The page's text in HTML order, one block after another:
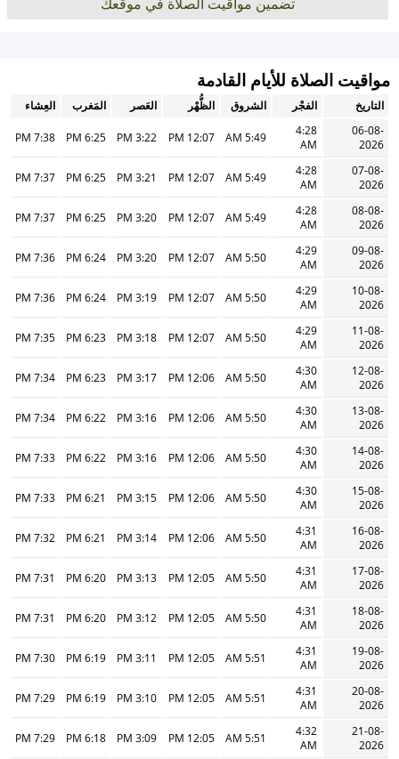
مواقيت الصلاة للأيام القادمة
التاريخ الفجْر الشروق الظُّهْر العَصر المَغرب
العِشاء
06-08-
2026
4:28
AM
5:49 AM
12:07 PM
3:22 PM
6:25 PM
7:38 PM
07-08-
2026
4:28
AM
5:49 AM
12:07 PM
3:21 PM
6:25 PM
7:37 PM
08-08-
2026
4:28
AM
5:49 AM
12:07 PM
3:20 PM
6:25 PM
7:37 PM
09-08-
2026
4:29
AM
5:50 AM
12:07 PM
3:20 PM
6:24 PM
7:36 PM
10-08-
2026
4:29
AM
5:50 AM
12:07 PM
3:19 PM
6:24 PM
7:36 PM
11-08-
2026
4:29
AM
5:50 AM
12:07 PM
3:18 PM
6:23 PM
7:35 PM
12-08-
2026
4:30
AM
5:50 AM
12:06 PM
3:17 PM
6:23 PM
7:34 PM
13-08-
2026
4:30
AM
5:50 AM
12:06 PM
3:16 PM
6:22 PM
7:34 PM
14-08-
2026
4:30
AM
5:50 AM
12:06 PM
3:16 PM
6:22 PM
7:33 PM
15-08-
2026
4:30
AM
5:50 AM
12:06 PM
3:15 PM
6:21 PM
7:33 PM
16-08-
2026
4:31
AM
5:50 AM
12:06 PM
3:14 PM
6:21 PM
7:32 PM
17-08-
2026
4:31
AM
5:50 AM
12:05 PM
3:13 PM
6:20 PM
7:31 PM
18-08-
2026
4:31
AM
5:50 AM
12:05 PM
3:12 PM
6:20 PM
7:31 PM
19-08-
2026
4:31
AM
5:51 AM
12:05 PM
3:11 PM
6:19 PM
7:30 PM
20-08-
2026
4:31
AM
5:51 AM
12:05 PM
3:10 PM
6:19 PM
7:29 PM
21-08-
2026
4:32
AM
5:51 AM
12:05 PM
3:09 PM
6:18 PM
7:29 PM